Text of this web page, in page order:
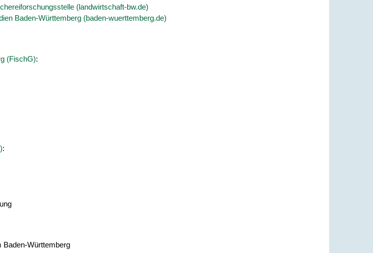
(landwirtschaft-bw.de)
Baden-Württemberg (baden-wuerttemberg.de)
(FischG):
:
Baden-Württemberg